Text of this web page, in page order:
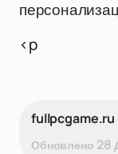
<p
fullpcgame.ru
Обновлено 28